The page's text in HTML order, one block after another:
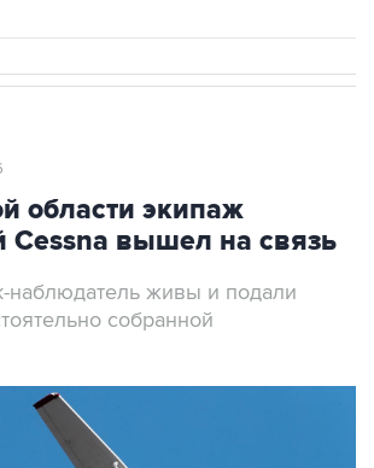
области экипаж
Cessna вышел на связь
наблюдатель живы и подали
собранной